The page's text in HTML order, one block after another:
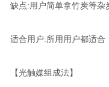
缺点:用户简单拿竹炭等杂
适合用户:所用用户都适合
【光触媒组成法】